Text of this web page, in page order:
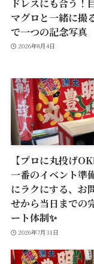
ドレスにも合う！
マグロと一緒に撮
で一つの記念写真
2026年8月4日
【プロに丸投げ
一番のイベント準
にラクにする、お
せから当日までの
ート体制✨
2026年7月31日